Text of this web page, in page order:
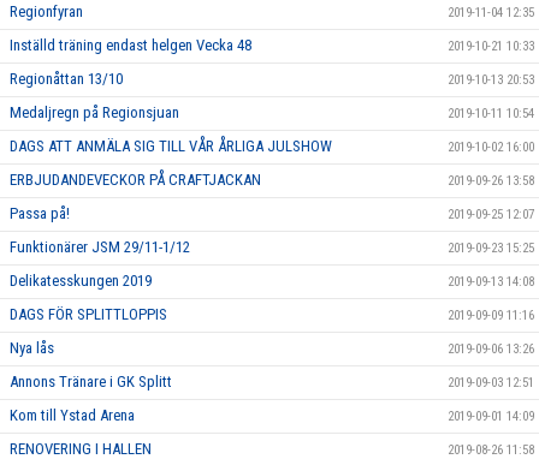
Regionfyran 2019-11-04 12:35
Inställd träning endast helgen Vecka 48 2019-10-21 10:33
Regionåttan 13/10 2019-10-13 20:53
Medaljregn på Regionsjuan 2019-10-11 10:54
DAGS ATT ANMÄLA SIG TILL VÅR ÅRLIGA JULSHOW 2019-10-02 16:00
ERBJUDANDEVECKOR PÅ CRAFTJACKAN 2019-09-26 13:58
Passa på! 2019-09-25 12:07
Funktionärer JSM 29/11-1/12 2019-09-23 15:25
Delikatesskungen 2019 2019-09-13 14:08
DAGS FÖR SPLITTLOPPIS 2019-09-09 11:16
Nya lås 2019-09-06 13:26
Annons Tränare i GK Splitt 2019-09-03 12:51
Kom till Ystad Arena 2019-09-01 14:09
RENOVERING I HALLEN 2019-08-26 11:58